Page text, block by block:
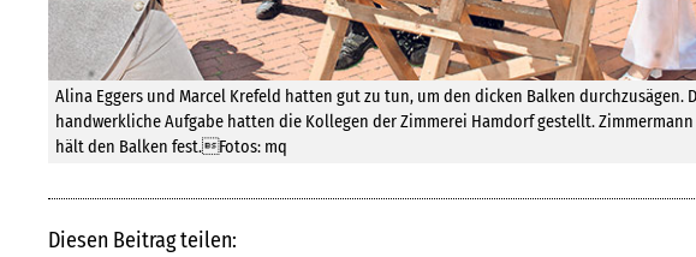
Alina Eggers und Marcel Krefeld hatten gut zu tun, um den dicken Balken durchzusägen.
handwerkliche Aufgabe hatten die Kollegen der Zimmerei Hamdorf gestellt. Zimmermann
hält den Balken fest.Fotos: mq
Diesen Beitrag teilen: